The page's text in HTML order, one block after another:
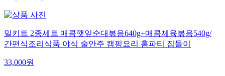
밀키트 2종세트 매콤깻잎순대볶음640g+매콤제육볶음540g/
간편식조리식품 야식 술안주 캠핑요리 홈파티 집들이
33,000원